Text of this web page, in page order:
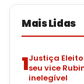
Mais Lidas
1Justiça
seu vice
inelegível